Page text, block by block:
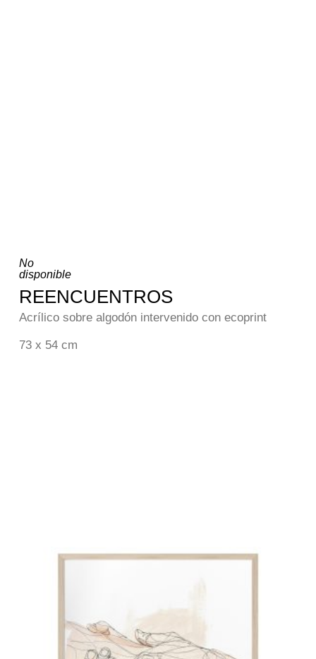
No
disponible
REENCUENTROS
Acrílico sobre algodón intervenido con ecoprint
73 x 54 cm